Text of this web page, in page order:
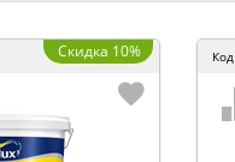
Скидка 10% Код